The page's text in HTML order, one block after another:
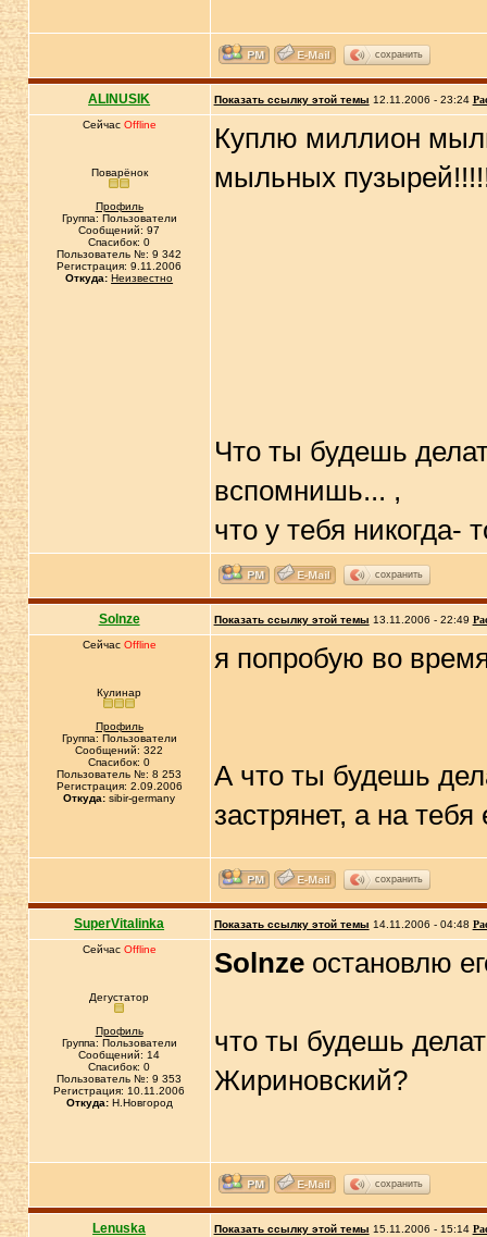
сохранить
ALINUSIK Показать ссылку этой темы 12.11.2006 - 23:24
Сейчас Offline
Поварёнок
Профиль
Группа: Пользователи
Сообщений: 97
Спасибок: 0
Пользователь №: 9 342
Регистрация: 9.11.2006
Откуда: Неизвестно
Куплю миллион
мыльных
Что ты будешь
вспомнишь... ,
что у тебя
сохранить
Solnze Показать ссылку этой темы 13.11.2006 - 22:49
Сейчас Offline
Кулинар
Профиль
Группа: Пользователи
Сообщений: 322
Спасибок: 0
Пользователь №: 8 253
Регистрация: 2.09.2006
Откуда: sibir-germany
я попробую во
А что ты будешь
застрянет, а на
сохранить
SuperVitalinka Показать ссылку этой темы 14.11.2006 - 04:48
Сейчас Offline
Дегустатор
Профиль
Группа: Пользователи
Сообщений: 14
Спасибок: 0
Пользователь №: 9 353
Регистрация: 10.11.2006
Откуда:Н.Новгород
Solnzeостановлю
что ты будешь
Жириновский?
сохранить
Lenuska Показать ссылку этой темы 15.11.2006 - 15:14